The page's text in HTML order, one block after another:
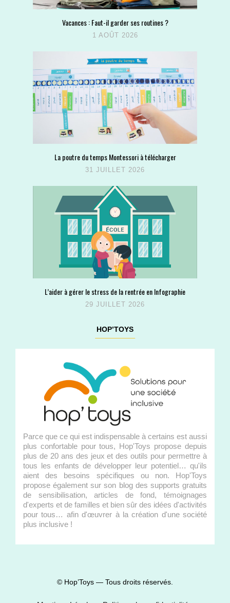
Vacances : Faut-il garder ses routines ?
1 AOÛT 2026
La poutre du temps Montessori à télécharger
31 JUILLET 2026
L’aider à gérer le stress de la rentrée en Infographie
29 JUILLET 2026
HOP’TOYS
Parce que ce qui est indispensable à certains est aussi
plus confortable pour tous, Hop'Toys propose depuis
plus de 20 ans des jeux et des outils pour permettre à
tous les enfants de développer leur potentiel… qu'ils
aient des besoins spécifiques ou non. Hop'Toys
propose également sur son blog des supports gratuits
de sensibilisation, articles de fond, témoignages
d'experts et de familles et bien sûr des idées d'activités
pour tous… afin d'œuvrer à la création d'une société
plus inclusive !
© Hop’Toys — Tous droits réservés.